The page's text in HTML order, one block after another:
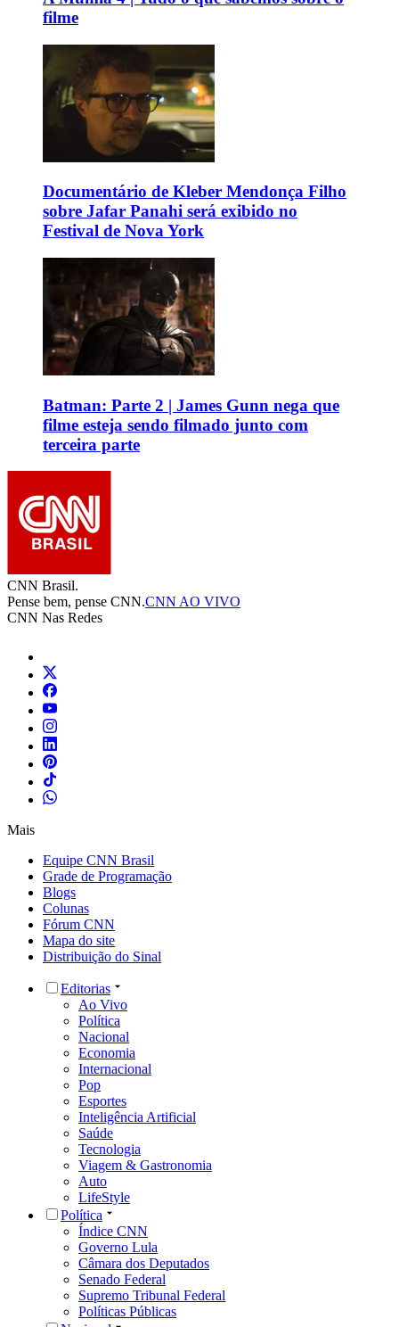
filme
Documentário de Kleber Mendonça Filho
sobre Jafar Panahi será exibido no
Festival de Nova York
Batman: Parte 2 | James Gunn nega que
filme esteja sendo filmado junto com
terceira parte
CNN Brasil.
Pense bem, pense CNN.CNN AO VIVO
CNN Nas Redes
Mais
Equipe CNN Brasil
Grade de Programação
Blogs
Colunas
Fórum CNN
Mapa do site
Distribuição do Sinal
Editorias
Ao Vivo
Política
Nacional
Economia
Internacional
Pop
Esportes
Inteligência Artificial
Saúde
Tecnologia
Viagem & Gastronomia
Auto
LifeStyle
Política
Índice CNN
Governo Lula
Câmara dos Deputados
Senado Federal
Supremo Tribunal Federal
Políticas Públicas